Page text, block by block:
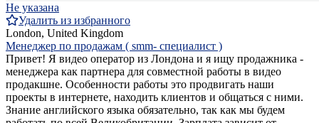
Не указана
Удалить из избранного
London, United Kingdom
Менеджер по продажам ( smm- специалист )
Привет! Я видео оператор из Лондона и я ищу продажника -
менеджера как партнера для совместной работы в видео
продакшне. Особенности работы это продвигать наши
проекты в интернете, находить клиентов и общаться с ними.
Знание английского языка обязательно, так как мы будем